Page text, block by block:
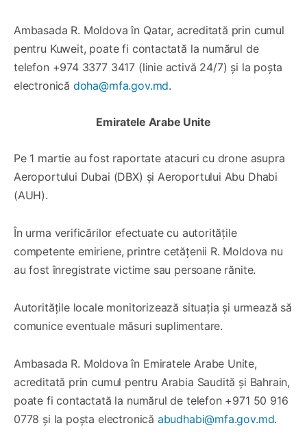
Ambasada R. Moldova în Qatar, acreditată prin cumul
pentru Kuweit, poate fi contactată la numărul de
telefon +974 3377 3417 (linie activă 24/7) și la poșta
electronică doha@mfa.gov.md.
Emiratele Arabe Unite
Pe 1 martie au fost raportate atacuri cu drone asupra
Aeroportului Dubai (DBX) și Aeroportului Abu Dhabi
(AUH).
În urma verificărilor efectuate cu autoritățile
competente emiriene, printre cetățenii R. Moldova nu
au fost înregistrate victime sau persoane rănite.
Autoritățile locale monitorizează situația și urmează să
comunice eventuale măsuri suplimentare.
Ambasada R. Moldova în Emiratele Arabe Unite,
acreditată prin cumul pentru Arabia Saudită și Bahrain,
poate fi contactată la numărul de telefon +971 50 916
0778 și la poșta electronică abudhabi@mfa.gov.md.